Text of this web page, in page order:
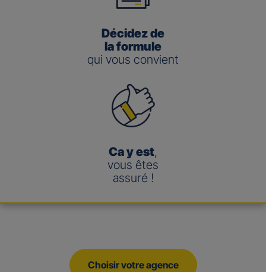
Décidez de
la formule
qui vous convient
Ca y est,
vous êtes
assuré !
Choisir votre agence